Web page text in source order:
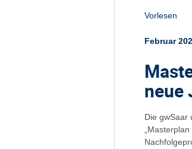
Vorlesen
Februar
neue
Die gwSaar